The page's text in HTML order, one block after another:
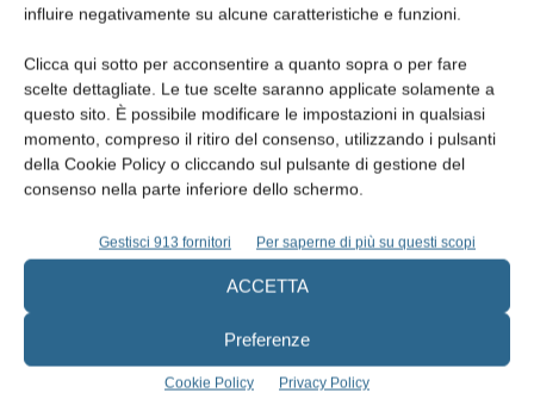
influire negativamente su alcune caratteristiche e funzioni.
Clicca qui sotto per acconsentire a quanto sopra o per fare
scelte dettagliate. Le tue scelte saranno applicate solamente a
questo sito. È possibile modificare le impostazioni in qualsiasi
momento, compreso il ritiro del consenso, utilizzando i pulsanti
della Cookie Policy o cliccando sul pulsante di gestione del
consenso nella parte inferiore dello schermo.
Gestisci 913 fornitori Per saperne di più su questi scopi
ACCETTA
Preferenze
Cookie Policy Privacy Policy
Complicanze del paziente diabetico in
chirurgia orale: una revisione narrativa
Costanza Ferraro, Serena Ferri, Lorenzo Franceschi, Matteo Palmacci
Irene Cusenza
18 Dicembre 2023